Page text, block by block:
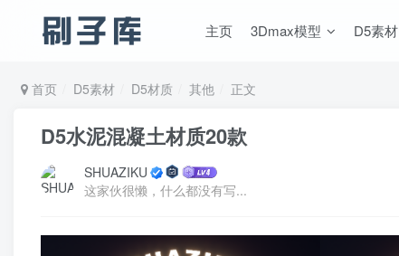
主页 3Dmax模型 D5素材
首页 D5素材 D5材质 其他 正文
D5水泥混凝土材质20款
SHUAZIKU
这家伙很懒，什么都没有写...